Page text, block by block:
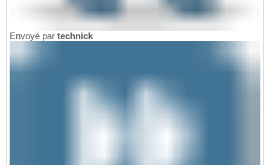
Envoyé par technick